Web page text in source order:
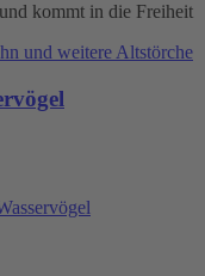
kommt in die Freiheit
und weitere Altstörche